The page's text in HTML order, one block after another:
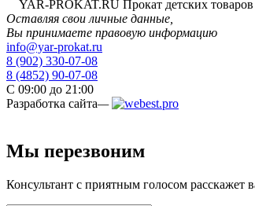
YAR-PROKAT.RU Прокат детских
Оставляя свои личные данные,
Вы принимаете правовую информацию
info@yar-prokat.ru
8 (902) 330-07-08
8 (4852) 90-07-08
C 09:00 до 21:00
Разработка сайта—
Мы перезвоним
Консультант с приятным голосом расскажет